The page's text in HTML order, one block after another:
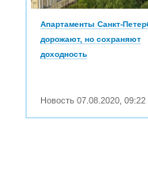
Апартаменты Санкт-
дорожают, но сохраняют
доходность
Новость07.08.2020 ,09:22